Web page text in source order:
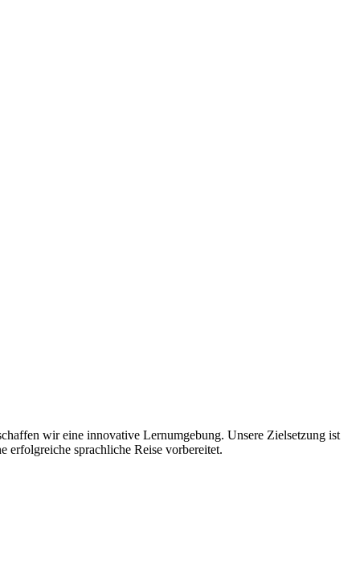
wir eine innovative Lernumgebung. Unsere Zielsetzung ist
erfolgreiche sprachliche Reise vorbereitet.